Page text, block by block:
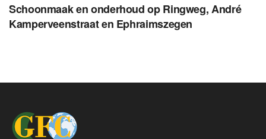
Schoonmaak en onderhoud op Ringweg, André
Kamperveenstraat en Ephraimszegen